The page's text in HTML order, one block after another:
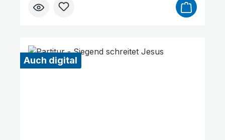
Lieferzeit beträgt ca. 7 Werktage, da dieser
Artikel erst nach Bestellung gedruckt wird.
Auch digital